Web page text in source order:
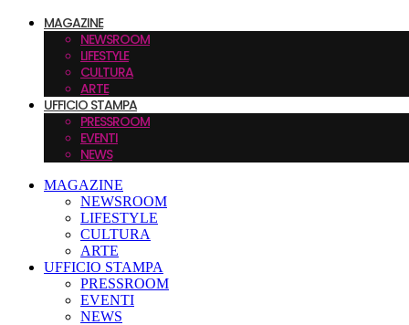
MAGAZINE
NEWSROOM
LIFESTYLE
CULTURA
ARTE
UFFICIO STAMPA
PRESSROOM
EVENTI
NEWS
MAGAZINE
NEWSROOM
LIFESTYLE
CULTURA
ARTE
UFFICIO STAMPA
PRESSROOM
EVENTI
NEWS